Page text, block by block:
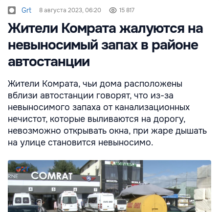
Grt 8 августа 2023, 06:20 15 817
Жители Комрата жалуются на
невыносимый запах в районе
автостанции
Жители Комрата, чьи дома расположены
вблизи автостанции говорят, что из-за
невыносимого запаха от канализационных
нечистот, которые выливаются на дорогу,
невозможно открывать окна, при жаре дышать
на улице становится невыносимо.